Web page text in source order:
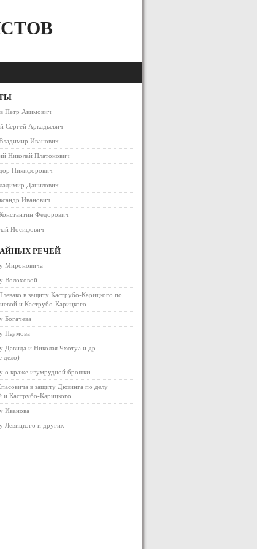
Петр Акимович
Сергей Аркадьевич
Иванович
Николай Платонович
Никифорович
Данилович
Иванович
Федорович
Иосифович
РЕЧЕЙ
Мироновича
Волоховой
в защиту Каструбо-Карицкого по
и Каструбо-Карицкого
Богачева
Наумова
Давида и Николая Чхотуа и др.
дело)
о краже изумрудной брошки
в защиту Дюзинга по делу
и Каструбо-Карицкого
Иванова
Левицкого и других